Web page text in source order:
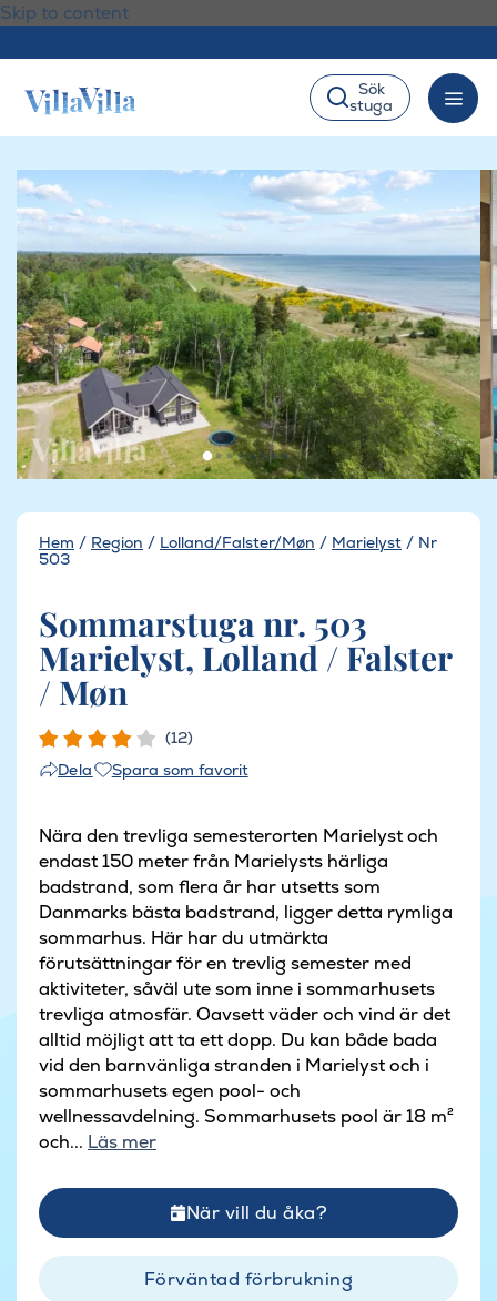
Skip to content
Sök
stuga
Hem / Region / Lolland/Falster/Møn / Marielyst / Nr
503
Sommarstuga nr. 503
Marielyst, Lolland / Falster
/ Møn
(12)
Dela
Spara som favorit
Nära den trevliga semesterorten Marielyst och
endast 150 meter från Marielysts härliga
badstrand, som flera år har utsetts som
Danmarks bästa badstrand, ligger detta rymliga
sommarhus. Här har du utmärkta
förutsättningar för en trevlig semester med
aktiviteter, såväl ute som inne i sommarhusets
trevliga atmosfär. Oavsett väder och vind är det
alltid möjligt att ta ett dopp. Du kan både bada
vid den barnvänliga stranden i Marielyst och i
sommarhusets egen pool- och
wellnessavdelning. Sommarhusets pool är 18 m²
och... Läs mer
När vill du åka?
Förväntad förbrukning